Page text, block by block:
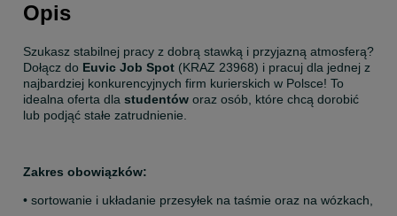
Opis
Szukasz stabilnej pracy z dobrą stawką i przyjazną atmosferą?
Dołącz do Euvic Job Spot (KRAZ 23968) i pracuj dla jednej z
najbardziej konkurencyjnych firm kurierskich w Polsce! To
idealna oferta dla studentów oraz osób, które chcą dorobić
lub podjąć stałe zatrudnienie.
Zakres obowiązków:
• sortowanie i układanie przesyłek na taśmie oraz na wózkach,